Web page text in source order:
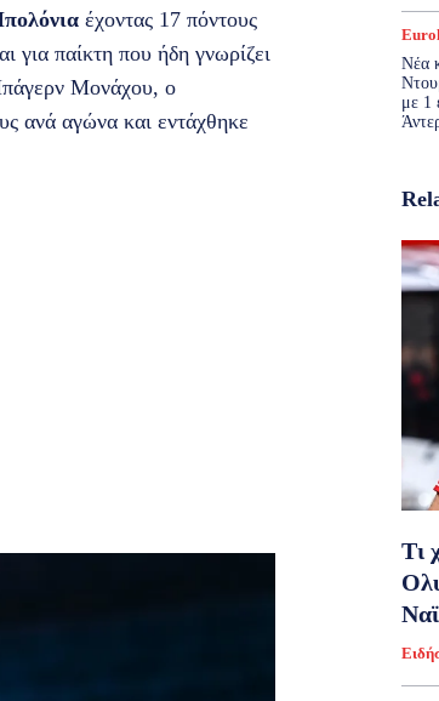
έχοντας 17 πόντους
παίκτη που ήδη γνωρίζει
Μονάχου, ο
ανά αγώνα και εντάχθηκε
Νέα
με 1
Τι